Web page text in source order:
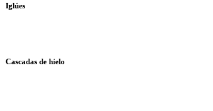
Iglúes
Cascadas de hielo